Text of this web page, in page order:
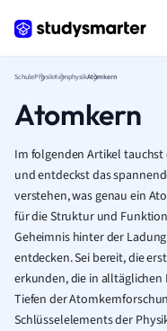
SchulePhysikKernphysikAtomkern
Atomkern
Im folgenden Artikel
und entdeckst das
verstehen, was genau ein
für die Struktur und
Geheimnis hinter der
entdecken. Sei bereit, die
erkunden, die in alltäglichen
Tiefen der
Schlüsselelements der